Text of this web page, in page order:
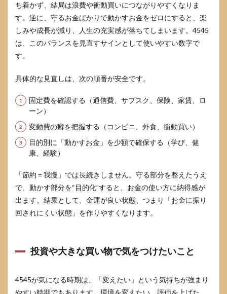
ち着かず、結局は浪費や衝動買いにつながりやすくなりま
す。逆に、守るお金ばかりで動かすお金をゼロにすると、楽
しみや成長が減り、人生の充実感が落ちてしまいます。4545
は、このバランスを見直すサインとして使いやすい数字で
す。
具体的な見直しは、次の順番が安全です。
固定費を確認する（通信費、サブスク、保険、家賃、ロ
ーン）
変動費の癖を把握する（コンビニ、外食、衝動買い）
目的別に「動かすお金」を少額で確保する（学び、健
康、経験）
「節約＝我慢」では長続きしません。守る部分を整えたうえ
で、動かす部分を“目的化”すると、お金の使い方に納得感が
出ます。結果として、金運が良い状態、つまり「お金に振り
回されにくい状態」を作りやすくなります。
投資や大きな買い物で気をつけたいこと
4545が気になる時期は、「変えたい」という気持ちが強まり
やすい時期でもあります。環境を変えたい、評価を上げた